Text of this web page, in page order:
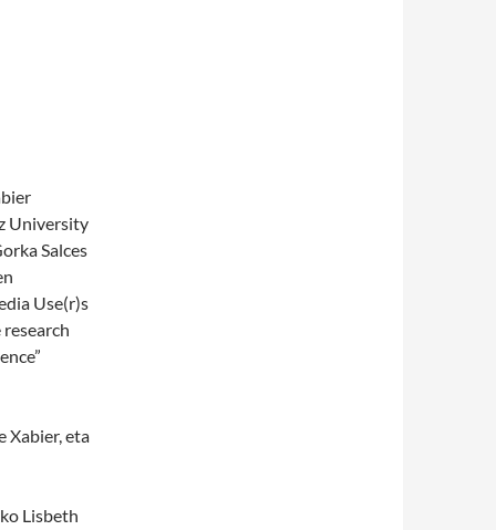
University
Salces
Use(r)s
Xabier, eta
Lisbeth